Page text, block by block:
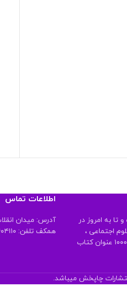
به کار کرده و تا به امروز در
اجتماعی ،
انتشار آثار دکتر شریعتی ، اقتصاد و ... بیش از ۱۰۰۰ عنوان کتاب
اطلاعات تماس
آدرس: میدان
همکف تلفن: ۶۶۴۰۴۱۱۰ 021
چاپخش میباشد.